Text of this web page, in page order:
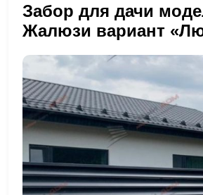
Забор для дачи
Жалюзи вариант